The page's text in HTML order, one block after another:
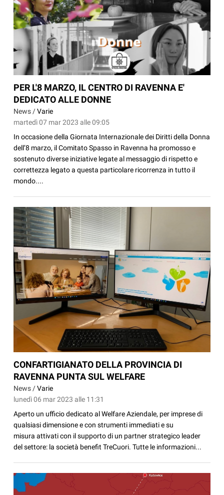
PER L'8 MARZO, IL CENTRO DI RAVENNA E'
DEDICATO ALLE DONNE
News /Varie
martedì 07 mar 2023 alle 09:05
In occasione della Giornata Internazionale dei Diritti della Donna
dell’8 marzo, il Comitato Spasso in Ravenna ha promosso e
sostenuto diverse iniziative legate al messaggio di rispetto e
correttezza legato a questa particolare ricorrenza in tutto il
mondo....
CONFARTIGIANATO DELLA PROVINCIA DI
RAVENNA PUNTA SUL WELFARE
News /Varie
lunedì 06 mar 2023 alle 11:31
Aperto un ufficio dedicato al Welfare Aziendale, per imprese di
qualsiasi dimensione e con strumenti immediati e su
misura attivati con il supporto di un partner strategico leader
del settore: la società benefit TreCuori. Tutte le informazioni...